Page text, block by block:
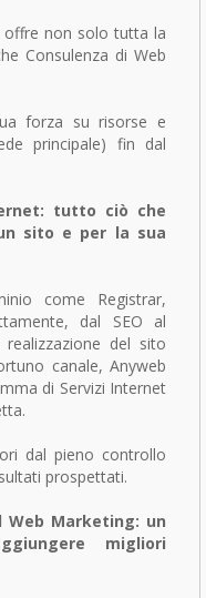
offre non solo tutta la
Consulenza di Web
forza su risorse e
principale) fin dal
tutto ciò che
sito e per la sua
come Registrar,
dal SEO al
del sito
canale, Anyweb
di Servizi Internet
dal pieno controllo
prospettati.
Web Marketing: un
migliori